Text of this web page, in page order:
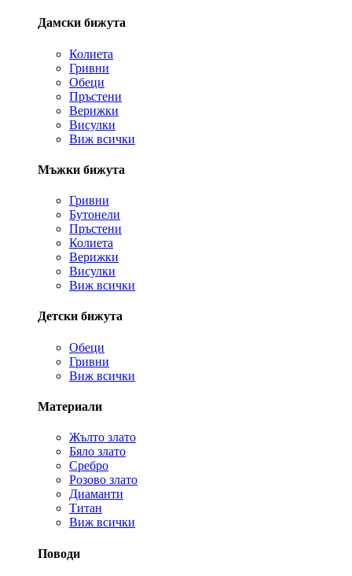
Дамски бижута
Колиета
Гривни
Обеци
Пръстени
Верижки
Висулки
Виж всички
Мъжки бижута
Гривни
Бутонели
Пръстени
Колиета
Верижки
Висулки
Виж всички
Детски бижута
Обеци
Гривни
Виж всички
Материали
Жълто злато
Бяло злато
Сребро
Розово злато
Диаманти
Титан
Виж всички
Поводи